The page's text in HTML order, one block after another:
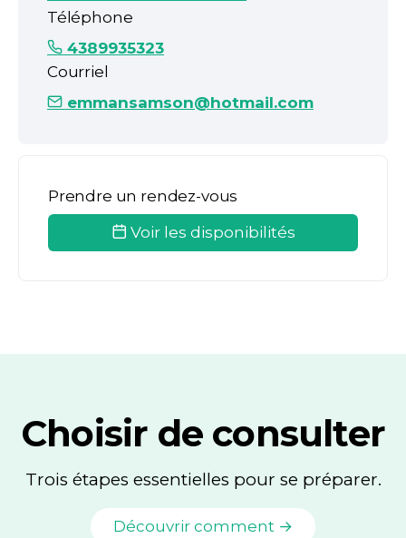
Téléphone
4389935323
Courriel
emmansamson@hotmail.com
Prendre un rendez-vous
Voir les disponibilités
Choisir de consulter
Trois étapes essentielles pour se préparer.
Découvrir comment →